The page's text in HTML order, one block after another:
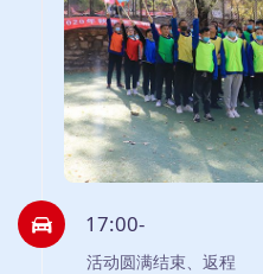
17:00-
活动圆满结束、返程